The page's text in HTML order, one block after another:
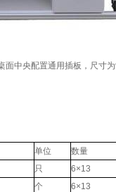
中央配置通用插板，尺寸
单位 数量
只
6×13
个 6×13